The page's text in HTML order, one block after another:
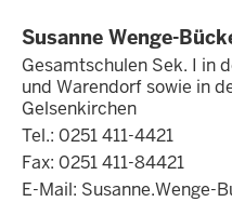
Susanne Wenge-
Gesamtschulen Sek. I in
und Warendorf sowie in
Gelsenkirchen
Tel.: 0251 411-4421
Fax: 0251 411-84421
E-Mail: Susanne.Wenge-